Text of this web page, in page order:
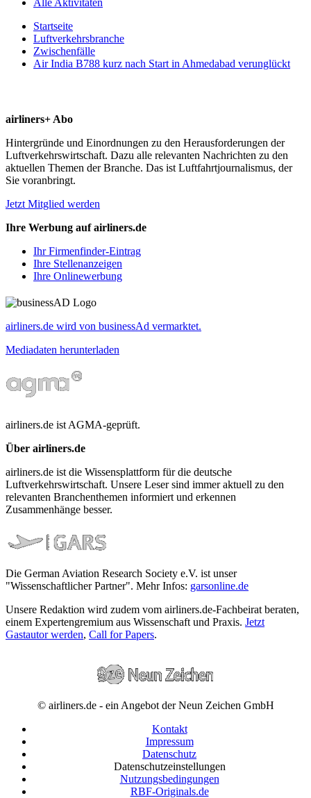
Startseite
Luftverkehrsbranche
Zwischenfälle
Air India B788 kurz nach Start in Ahmedabad verunglückt
airliners+ Abo
Hintergründe und Einordnungen zu den Herausforderungen der
Luftverkehrswirtschaft. Dazu alle relevanten Nachrichten zu den
aktuellen Themen der Branche. Das ist Luftfahrtjournalismus, der
Sie voranbringt.
Jetzt Mitglied werden
Ihre Werbung auf airliners.de
Ihr Firmenfinder-Eintrag
Ihre Stellenanzeigen
Ihre Onlinewerbung
airliners.de wird von businessAd vermarktet.
Mediadaten herunterladen
airliners.de ist AGMA-geprüft.
Über airliners.de
airliners.de ist die Wissensplattform für die deutsche
Luftverkehrswirtschaft. Unsere Leser sind immer aktuell zu den
relevanten Branchenthemen informiert und erkennen
Zusammenhänge besser.
Die German Aviation Research Society e.V. ist unser
"Wissenschaftlicher Partner". Mehr Infos: garsonline.de
Unsere Redaktion wird zudem vom airliners.de-Fachbeirat beraten,
einem Expertengremium aus Wissenschaft und Praxis. Jetzt
Gastautor werden, Call for Papers.
© airliners.de - ein Angebot der Neun Zeichen GmbH
Kontakt
Impressum
Datenschutz
Datenschutzeinstellungen
Nutzungsbedingungen
RBF-Originals.de